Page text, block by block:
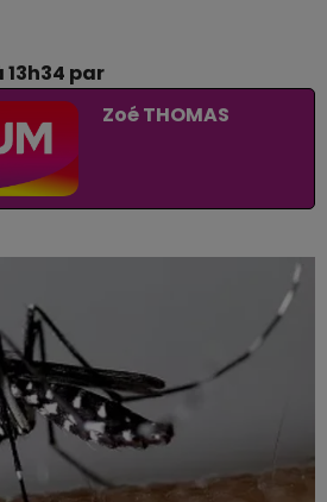
13h34 par
Zoé THOMAS